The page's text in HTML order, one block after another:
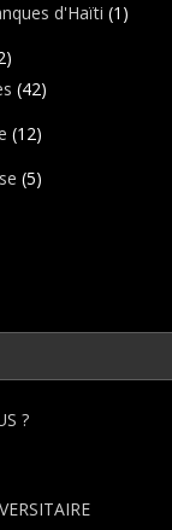
d'Haïti (1)
(42)
(12)
(5)
?